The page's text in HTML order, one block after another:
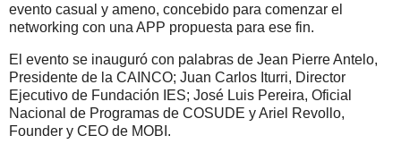
evento casual y ameno, concebido para comenzar el
networking con una APP propuesta para ese fin.
El evento se inauguró con palabras de Jean Pierre Antelo,
Presidente de la CAINCO; Juan Carlos Iturri, Director
Ejecutivo de Fundación IES; José Luis Pereira, Oficial
Nacional de Programas de COSUDE y Ariel Revollo,
Founder y CEO de MOBI.